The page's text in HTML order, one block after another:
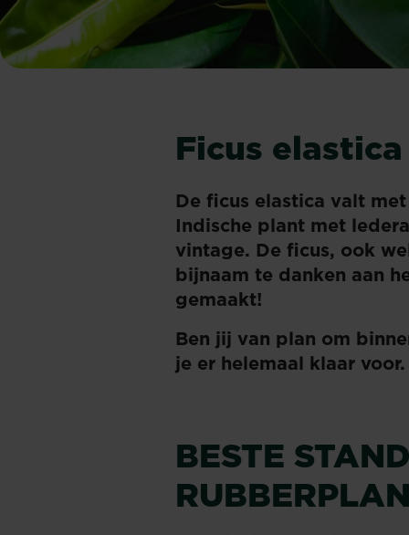
Ficus
De ficus elastica valt
Indische plant met
vintage. De ficus, ook
bijnaam te danken aan
gemaakt!
Ben jij van plan om
je er helemaal klaar voor.
BESTE